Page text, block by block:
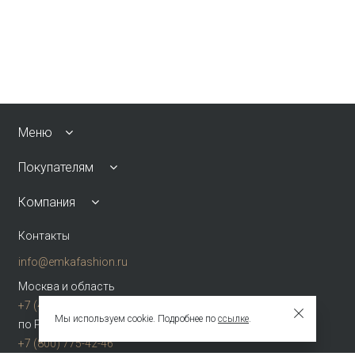
Меню
Покупателям
Компания
Контакты
info@emkafashion.ru
Москва и область
+7 (495) 787-24-90
по России (звонок бесплатный)
+7 (800) 775-42-46
Мы используем cookie. Подробнее по ссылке